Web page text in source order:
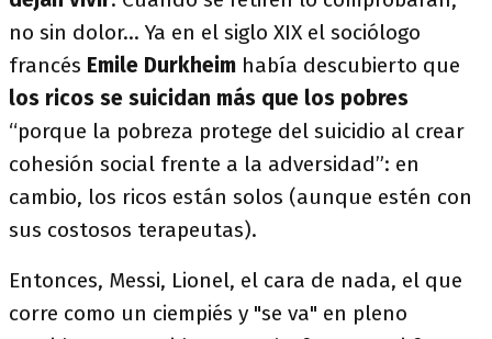
no sin dolor... Ya en el siglo XIX el sociólogo
francés Emile Durkheim había descubierto que
los ricos se suicidan más que los pobres
“porque la pobreza protege del suicidio al crear
cohesión social frente a la adversidad”: en
cambio, los ricos están solos (aunque estén con
sus costosos terapeutas).
Entonces, Messi, Lionel, el cara de nada, el que
corre como un ciempiés y "se va" en pleno